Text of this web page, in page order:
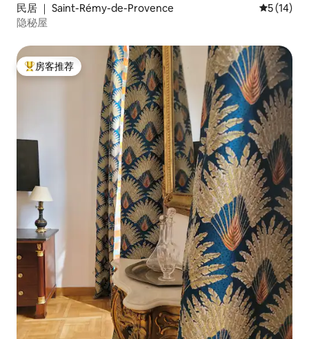
民居 ｜ Saint-Rémy-de-Provence 平均评分
5 (14)
隐秘屋
热门「房客推荐」
房客推荐